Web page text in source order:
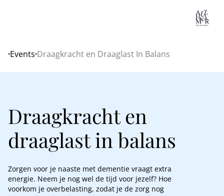
Home
Events Draagkracht en Draaglast In Balans
Draagkracht en
draaglast in balans
Zorgen voor je naaste met dementie vraagt extra
energie. Neem je nog wel de tijd voor jezelf? Hoe
voorkom je overbelasting, zodat je de zorg nog